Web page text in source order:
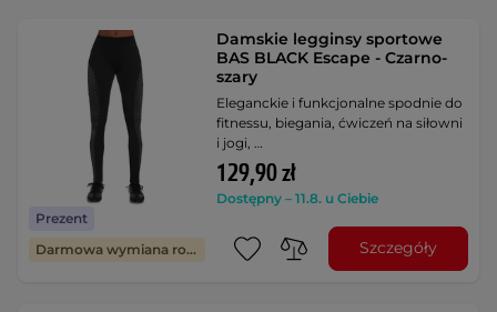
Prezent
Darmowa wymiana rozmiaru
Damskie legginsy sportowe
BAS BLACK Escape - Czarno-
szary
Eleganckie i funkcjonalne spodnie do
fitnessu, biegania, ćwiczeń na siłowni
i jogi, …
129,90 zł
Dostępny – 11.8. u Ciebie
Szczegóły